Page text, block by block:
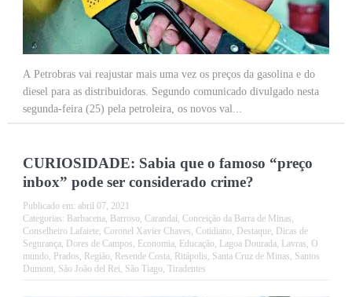
A Petrobras vai reajustar mais uma vez os preços da gasolina e do
diesel para as distribuidoras. Segundo comunicado divulgado nesta
segunda-feira (25) pela petroleira, os novos val...
CURIOSIDADE: Sabia que o famoso “preço
inbox” pode ser considerado crime?
Publicado em: abril 07, 2021
Categorias: Barbacena, Barroso, Carandaí, Conceição da Barra de Minas,
Conselheiro Lafaiete, Coronel Xavier Chaves, Cotidiano, Destaque, Dicas de
Segurança, Dores de Campos, Economia, Educação, Lagoa Dourada, Lavras, O
mundo, Prados, Região, Resende Costa, Ritápolis, Santa Cruz de Minas, Santos
Dumont, São João del Rei, São Tiago, Tiradentes